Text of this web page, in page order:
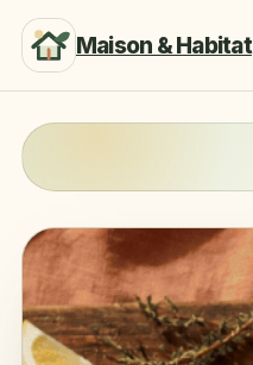
Maison & Habitat